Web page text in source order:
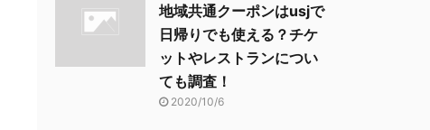
地域共通クーポンはusjで
日帰りでも使える？チケ
ットやレストランについ
ても調査！
2020/10/6